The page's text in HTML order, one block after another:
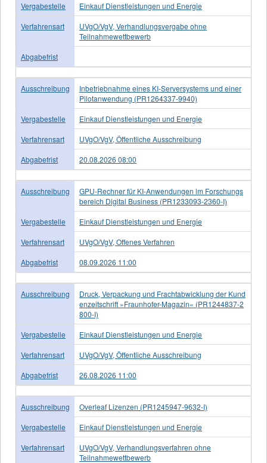
Vergabestelle
Einkauf Dienstleistungen und Energie
Verfahrensart
UVgO/VgV, Verhandlungsvergabe ohne
Teilnahmewettbewerb
Abgabefrist
Ausschreibung
Inbetriebnahme eines KI-Serversystems und einer
Pilotanwendung (PR1264337-9940)
Vergabestelle
Einkauf Dienstleistungen und Energie
Verfahrensart
UVgO/VgV, Öffentliche Ausschreibung
Abgabefrist
20.08.2026 08:00
Ausschreibung
GPU-Rechner für KI-Anwendungen im Forschungs
bereich Digital Business (PR1233093-2360-I)
Vergabestelle
Einkauf Dienstleistungen und Energie
Verfahrensart
UVgO/VgV, Offenes Verfahren
Abgabefrist
08.09.2026 11:00
Ausschreibung
Druck, Verpackung und Frachtabwicklung der Kund
enzeitschrift »Fraunhofer-Magazin« (PR1244837-2
800-I)
Vergabestelle
Einkauf Dienstleistungen und Energie
Verfahrensart
UVgO/VgV, Öffentliche Ausschreibung
Abgabefrist
26.08.2026 11:00
Ausschreibung
Overleaf Lizenzen (PR1245947-9632-I)
Vergabestelle
Einkauf Dienstleistungen und Energie
Verfahrensart
UVgO/VgV, Verhandlungsverfahren ohne
Teilnahmewettbewerb